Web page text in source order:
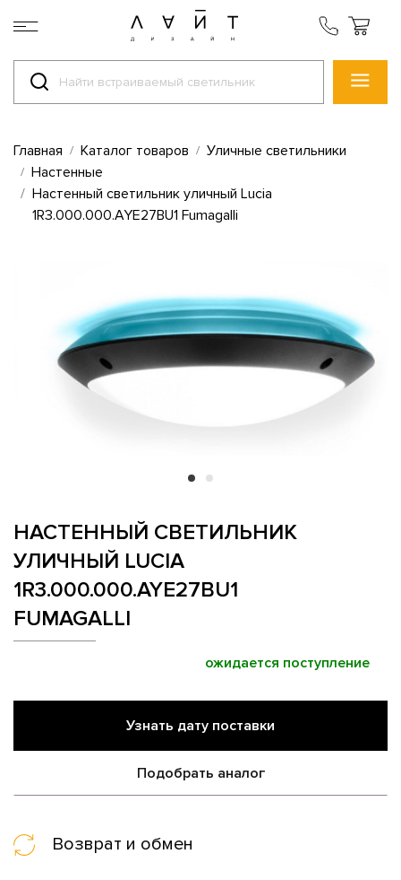
Главная Каталог товаров
Уличные светильники
Настенные
Настенный светильник уличный Lucia
1R3.000.000.AYE27BU1 Fumagalli
НАСТЕННЫЙ СВЕТИЛЬНИК
УЛИЧНЫЙ LUCIA
1R3.000.000.AYE27BU1
FUMAGALLI
ожидается поступление
Узнать дату поставки
Подобрать аналог
Возврат и обмен